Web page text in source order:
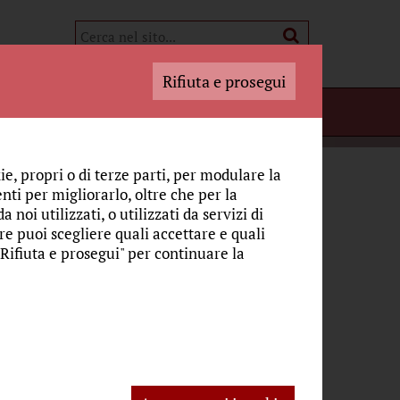
BELLEZZA STORIE MARIANE E SIMBOLI
2
Rifiuta e prosegui
propri o di terze parti, per modulare la
per migliorarlo, oltre che per la
noi utilizzati, o utilizzati da servizi di
puoi scegliere quali accettare e quali
e prosegui" per continuare la